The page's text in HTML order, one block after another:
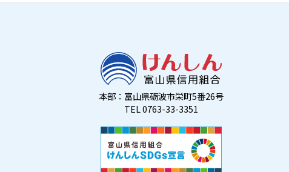
本部：富山県砺波市栄町5番26号
TEL 0763-33-3351